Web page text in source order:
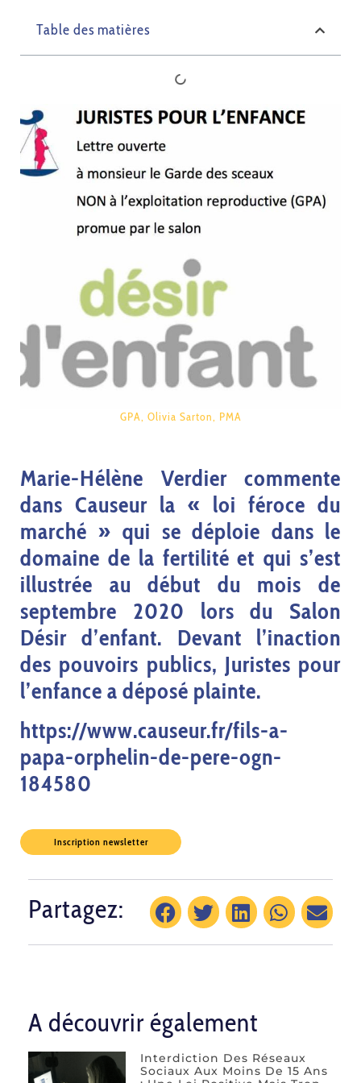
Table des matières
GPA, Olivia Sarton, PMA
Marie-Hélène Verdier commente
dans Causeur la « loi féroce du
marché » qui se déploie dans le
domaine de la fertilité et qui s’est
illustrée au début du mois de
septembre 2020 lors du Salon
Désir d’enfant. Devant l’inaction
des pouvoirs publics, Juristes pour
l’enfance a déposé plainte.
https://www.causeur.fr/fils-a-
papa-orphelin-de-pere-ogn-
184580
Inscription newsletter
Partagez:
A découvrir également
Interdiction Des Réseaux
Sociaux Aux Moins De 15 Ans